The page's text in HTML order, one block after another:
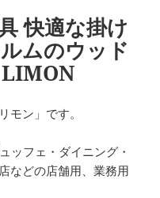
快適な掛け
ムのウッド
モン」です。
ッフェ・ダイニング・
などの店舗用、業務用